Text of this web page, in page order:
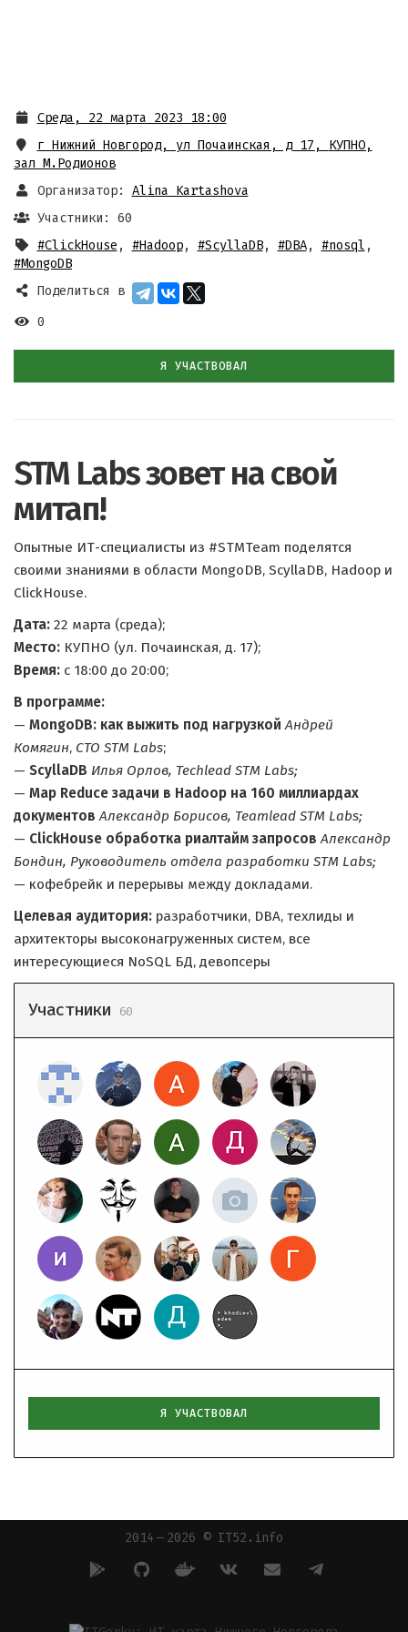
Среда, 22 марта 2023 18:00
г Нижний Новгород, ул Почаинская, д 17 , КУПНО,
зал М.Родионов
Организатор:
Alina Kartashova
Участники: 60
#ClickHouse , #Hadoop, #ScyllaDB, #DBA, #nosql ,
#MongoDB
Поделиться в
0
Я УЧАСТВОВАЛ
STM Labs зовет на свой
митап!
Опытные ИТ-специалисты из #STMTeam поделятся
своими знаниями в области MongoDB, ScyllaDB, Hadoop и
ClickHouse.
Дата: 22 марта (среда);
Место: КУПНО (ул. Почаинская, д. 17);
Время: с 18:00 до 20:00;
В программе:
— MongoDB: как выжить под нагрузкой Андрей
Комягин, СТО STM Labs;
— ScyllaDB Илья Орлов, Techlead STM Labs;
— Map Reduce задачи в Hadoop на 160 миллиардах
документов Александр Борисов, Teamlead STM Labs;
— ClickHouse обработка риалтайм запросов Александр
Бондин, Руководитель отдела разработки STM Labs;
— кофебрейк и перерывы между докладами.
Целевая аудитория: разработчики, DBA, техлиды и
архитекторы высоконагруженных систем, все
интересующиеся NoSQL БД, девопсеры
Участники 60
Я УЧАСТВОВАЛ
2014 — 2026 © IT52.info